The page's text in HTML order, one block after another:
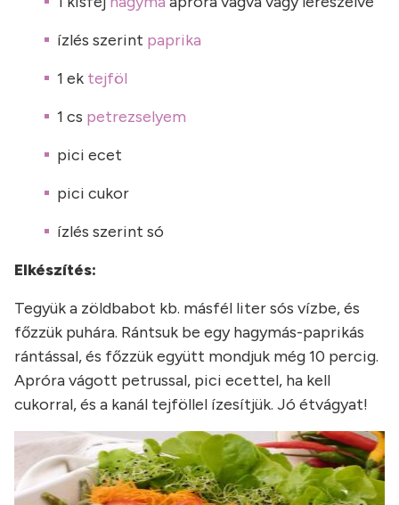
ízlés szerint paprika
1 ek tejföl
1 cs petrezselyem
pici ecet
pici cukor
ízlés szerint só
Elkészítés:
Tegyük a zöldbabot kb. másfél liter sós vízbe, és
főzzük puhára. Rántsuk be egy hagymás-paprikás
rántással, és főzzük együtt mondjuk még 10 percig.
Apróra vágott petrussal, pici ecettel, ha kell
cukorral, és a kanál tejföllel ízesítjük. Jó étvágyat!